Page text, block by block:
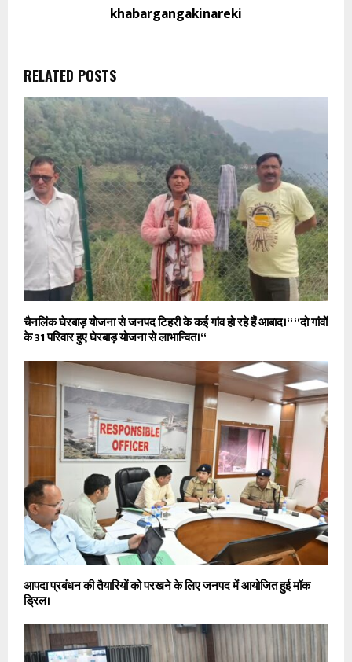
khabargangakinareki
RELATED POSTS
चैनलिंक घेरबाड़ योजना से जनपद टिहरी के कई गांव हो रहे हैं आबाद।‘‘ ‘‘दो गांवों
के 31 परिवार हुए घेरबाड़ योजना से लाभान्वित।‘‘
आपदा प्रबंधन की तैयारियों को परखने के लिए जनपद में आयोजित हुई मॉक
ड्रिल।